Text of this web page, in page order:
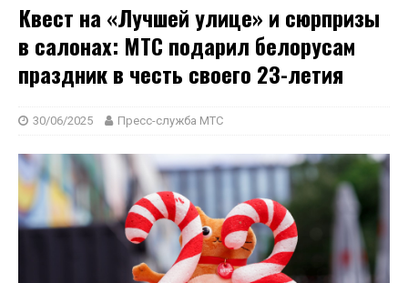
Квест на «Лучшей улице» и сюрпризы
в салонах: МТС подарил белорусам
праздник в честь своего 23-летия
30/06/2025 Пресс-служба МТС